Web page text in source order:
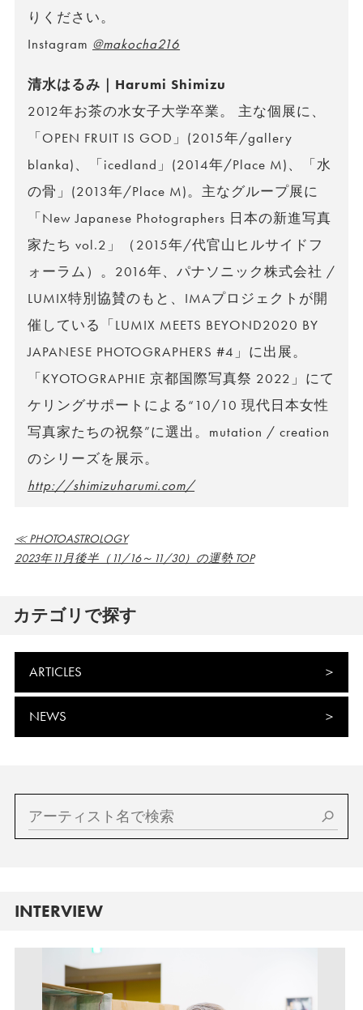
りください。
Instagram @makocha216
清水はるみ｜Harumi Shimizu
2012年お茶の水女子大学卒業。 主な個展に、
「OPEN FRUIT IS GOD」(2015年/gallery
blanka)、「icedland」(2014年/Place M)、「水
の骨」(2013年/Place M)。主なグループ展に
「New Japanese Photographers 日本の新進写真
家たち vol.2」（2015年/代官山ヒルサイドフ
ォーラム）。2016年、パナソニック株式会社 /
LUMIX特別協賛のもと、IMAプロジェクトが開
催している「LUMIX MEETS BEYOND2020 BY
JAPANESE PHOTOGRAPHERS #4」に出展。
「KYOTOGRAPHIE 京都国際写真祭 2022」にて
ケリングサポートによる“10/10 現代日本女性
写真家たちの祝祭”に選出。mutation / creation
のシリーズを展示。
http://shimizuharumi.com/
≪ PHOTOASTROLOGY
2023年11月後半（11/16～11/30）の運勢 TOP
カテゴリで探す
ARTICLES
NEWS
INTERVIEW